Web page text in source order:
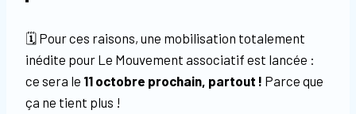
🗓️ Pour ces raisons, une mobilisation totalement
inédite pour Le Mouvement associatif est lancée :
ce sera le 11 octobre prochain, partout ! Parce que
ça ne tient plus !